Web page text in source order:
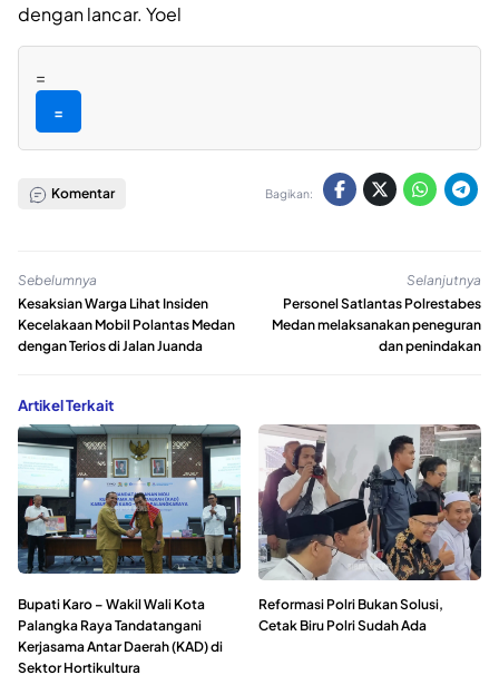
dengan lancar. Yoel
=
=
Komentar Bagikan:
Sebelumnya
Kesaksian Warga Lihat Insiden
Kecelakaan Mobil Polantas Medan
dengan Terios di Jalan Juanda
Selanjutnya
Personel Satlantas Polrestabes
Medan melaksanakan peneguran
dan penindakan
Artikel Terkait
Bupati Karo – Wakil Wali Kota
Palangka Raya Tandatangani
Kerjasama Antar Daerah (KAD) di
Sektor Hortikultura
Reformasi Polri Bukan Solusi,
Cetak Biru Polri Sudah Ada